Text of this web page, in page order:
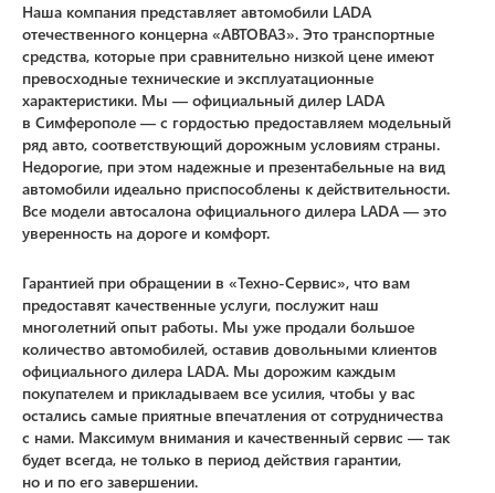
Наша компания представляет автомобили LADA
отечественного концерна «АВТОВАЗ». Это транспортные
средства, которые при сравнительно низкой цене имеют
превосходные технические и эксплуатационные
характеристики. Мы — официальный дилер LADA
в Симферополе — с гордостью предоставляем модельный
ряд авто, соответствующий дорожным условиям страны.
Недорогие, при этом надежные и презентабельные на вид
автомобили идеально приспособлены к действительности.
Все модели автосалона официального дилера LADA — это
уверенность на дороге и комфорт.
Гарантией при обращении в «Техно-Сервис», что вам
предоставят качественные услуги, послужит наш
многолетний опыт работы. Мы уже продали большое
количество автомобилей, оставив довольными клиентов
официального дилера LADA. Мы дорожим каждым
покупателем и прикладываем все усилия, чтобы у вас
остались самые приятные впечатления от сотрудничества
с нами. Максимум внимания и качественный сервис — так
будет всегда, не только в период действия гарантии,
но и по его завершении.